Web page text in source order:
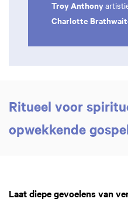
Troy Anthony
Charlotte
Ritueel voor
opwekkende
Laat diepe gevoelens van